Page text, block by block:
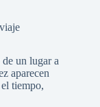
un lugar a
aparecen
tiempo,